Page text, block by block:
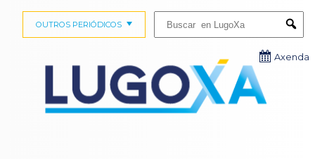
OUTROS PERIÓDICOS
Axenda